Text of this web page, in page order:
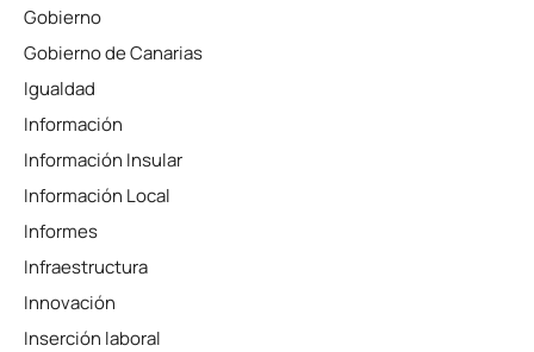
Gobierno
Gobierno de Canarias
Igualdad
Información
Información Insular
Información Local
Informes
Infraestructura
Innovación
Inserción laboral